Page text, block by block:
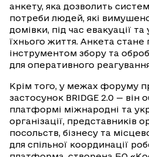
анкету, яка дозволить
потреби людей, які
домівки, під час евакуації
їхнього життя. Анкета стане
інструментом збору та
для оперативного
Крім того, у межах форуму
застосунок BRIDGE 2.0 — він
платформі міжнародні та
організації, представників
посольств, бізнесу та
для спільної координації